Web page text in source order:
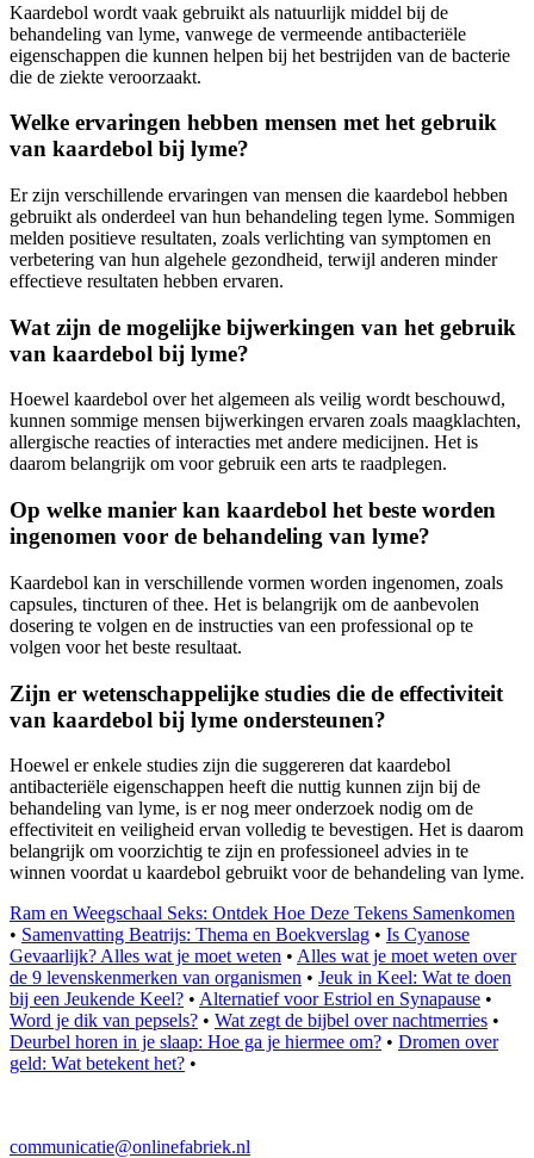
Kaardebol wordt vaak gebruikt als natuurlijk middel bij de
behandeling van lyme, vanwege de vermeende antibacteriële
eigenschappen die kunnen helpen bij het bestrijden van de bacterie
die de ziekte veroorzaakt.
Welke ervaringen hebben mensen met het gebruik
van kaardebol bij lyme?
Er zijn verschillende ervaringen van mensen die kaardebol hebben
gebruikt als onderdeel van hun behandeling tegen lyme. Sommigen
melden positieve resultaten, zoals verlichting van symptomen en
verbetering van hun algehele gezondheid, terwijl anderen minder
effectieve resultaten hebben ervaren.
Wat zijn de mogelijke bijwerkingen van het gebruik
van kaardebol bij lyme?
Hoewel kaardebol over het algemeen als veilig wordt beschouwd,
kunnen sommige mensen bijwerkingen ervaren zoals maagklachten,
allergische reacties of interacties met andere medicijnen. Het is
daarom belangrijk om voor gebruik een arts te raadplegen.
Op welke manier kan kaardebol het beste worden
ingenomen voor de behandeling van lyme?
Kaardebol kan in verschillende vormen worden ingenomen, zoals
capsules, tincturen of thee. Het is belangrijk om de aanbevolen
dosering te volgen en de instructies van een professional op te
volgen voor het beste resultaat.
Zijn er wetenschappelijke studies die de effectiviteit
van kaardebol bij lyme ondersteunen?
Hoewel er enkele studies zijn die suggereren dat kaardebol
antibacteriële eigenschappen heeft die nuttig kunnen zijn bij de
behandeling van lyme, is er nog meer onderzoek nodig om de
effectiviteit en veiligheid ervan volledig te bevestigen. Het is daarom
belangrijk om voorzichtig te zijn en professioneel advies in te
winnen voordat u kaardebol gebruikt voor de behandeling van lyme.
Ram en Weegschaal Seks: Ontdek Hoe Deze Tekens Samenkomen
• Samenvatting Beatrijs: Thema en Boekverslag • Is Cyanose
Gevaarlijk? Alles wat je moet weten • Alles wat je moet weten over
de 9 levenskenmerken van organismen • Jeuk in Keel: Wat te doen
bij een Jeukende Keel? • Alternatief voor Estriol en Synapause •
Word je dik van pepsels? • Wat zegt de bijbel over nachtmerries •
Deurbel horen in je slaap: Hoe ga je hiermee om? • Dromen over
geld: Wat betekent het? •
communicatie@onlinefabriek.nl